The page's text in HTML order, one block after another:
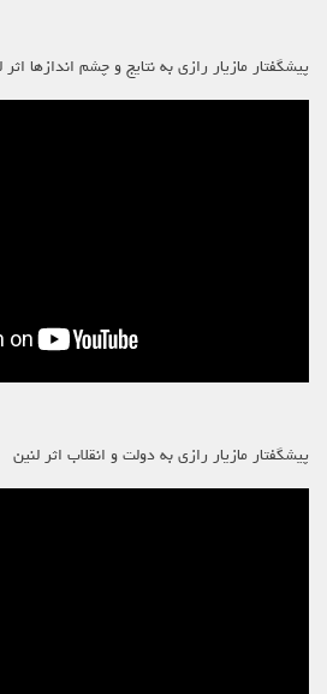
پیشگفتار مازیار رازی به نتایج و چشم اندازها
پیشگفتار مازیار رازی به دولت و انقلاب اثر لنین